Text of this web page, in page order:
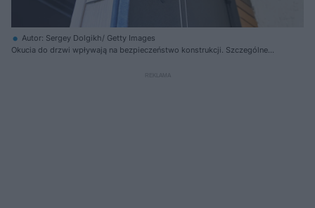
Autor: Sergey Dolgikh/ Getty Images
Okucia do drzwi wpływają na bezpieczeństwo konstrukcji. Szczególne